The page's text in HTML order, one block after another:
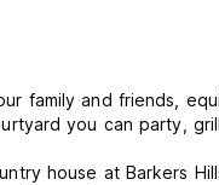
family and friends,
you can party,
house at Barkers